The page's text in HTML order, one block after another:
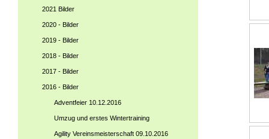
2021 Bilder
2020 - Bilder
2019 - Bilder
2018 - Bilder
2017 - Bilder
2016 - Bilder
Adventfeier 10.12.2016
Umzug und erstes Wintertraining
Agility Vereinsmeisterschaft 09.10.2016